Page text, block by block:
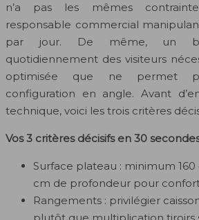
n’a pas les mêmes
responsable commercial
par jour. De même, un
quotidiennement des visiteurs
optimisée que ne permet
configuration en angle. Avant
technique, voici les trois critères
Vos 3 critères décisifs en 30
Surface plateau : minimum
cm de profondeur pour
Rangements : privilégier